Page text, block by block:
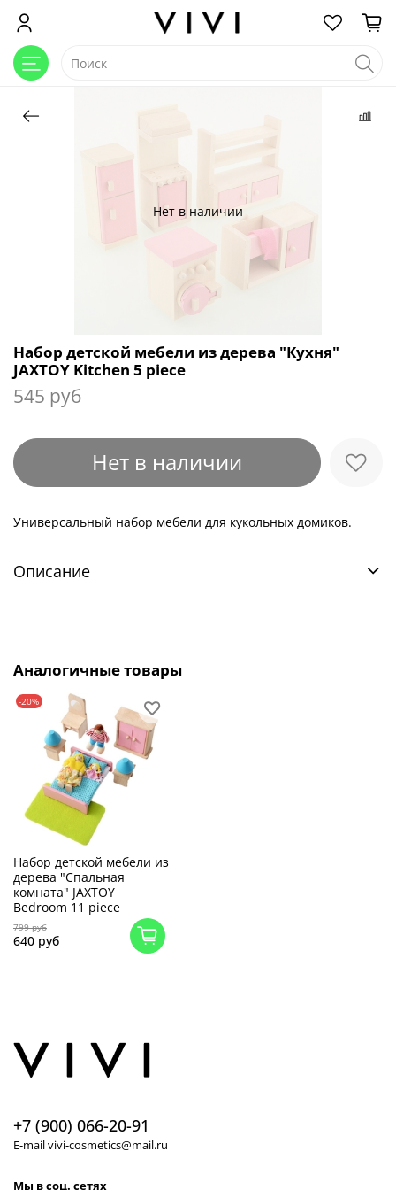
Нет в наличии
Набор детской мебели из дерева "Кухня"
JAXTOY Kitchen 5 piece
545 руб
Нет в наличии
Универсальный набор мебели для кукольных домиков.
Описание
Аналогичные товары
-20%
Набор детской мебели из
дерева "Спальная
комната" JAXTOY
Bedroom 11 piece
799 руб
640 руб
+7 (900) 066-20-91
E-mail vivi-cosmetics@mail.ru
Мы в соц. сетях